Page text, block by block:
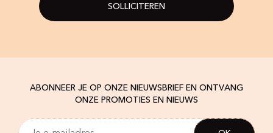
SOLLICITEREN
ABONNEER JE OP ONZE NIEUWSBRIEF EN ONTVANG
ONZE PROMOTIES EN NIEUWS